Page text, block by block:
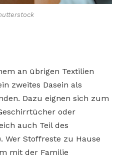
an übrigen Textilien
zweites Dasein als
Dazu eignen sich zum
oder
auch Teil des
Wer Stoffreste zu Hause
mit der Familie